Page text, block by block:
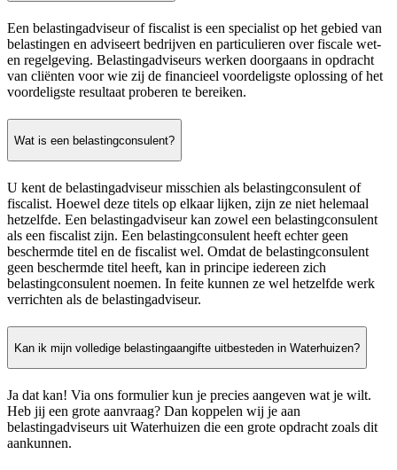
Een belastingadviseur of fiscalist is een specialist op het gebied van
belastingen en adviseert bedrijven en particulieren over fiscale wet-
en regelgeving. Belastingadviseurs werken doorgaans in opdracht
van cliënten voor wie zij de financieel voordeligste oplossing of het
voordeligste resultaat proberen te bereiken.
Wat is een belastingconsulent?
U kent de belastingadviseur misschien als belastingconsulent of
fiscalist. Hoewel deze titels op elkaar lijken, zijn ze niet helemaal
hetzelfde. Een belastingadviseur kan zowel een belastingconsulent
als een fiscalist zijn. Een belastingconsulent heeft echter geen
beschermde titel en de fiscalist wel. Omdat de belastingconsulent
geen beschermde titel heeft, kan in principe iedereen zich
belastingconsulent noemen. In feite kunnen ze wel hetzelfde werk
verrichten als de belastingadviseur.
Kan ik mijn volledige belastingaangifte uitbesteden in Waterhuizen?
Ja dat kan! Via ons formulier kun je precies aangeven wat je wilt.
Heb jij een grote aanvraag? Dan koppelen wij je aan
belastingadviseurs uit Waterhuizen die een grote opdracht zoals dit
aankunnen.